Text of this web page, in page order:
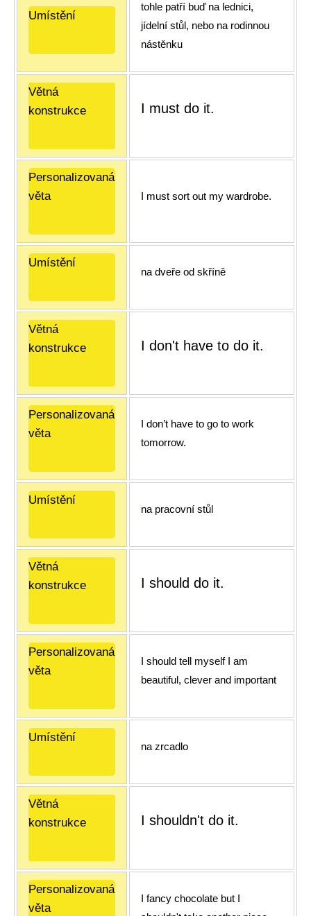
Umístění
tohle patří buď na lednici,
jídelní stůl, nebo na rodinnou
nástěnku
Větná
konstrukce
I must do it.
Personalizovaná
věta
I must sort out my wardrobe.
Umístění
na dveře od skříně
Větná
konstrukce
I don't have to do it.
Personalizovaná
věta
I don’t have to go to work
tomorrow.
Umístění
na pracovní stůl
Větná
konstrukce
I should do it.
Personalizovaná
věta
I should tell myself I am
beautiful, clever and important
Umístění
na zrcadlo
Větná
konstrukce
I shouldn't do it.
Personalizovaná
věta
I fancy chocolate but I